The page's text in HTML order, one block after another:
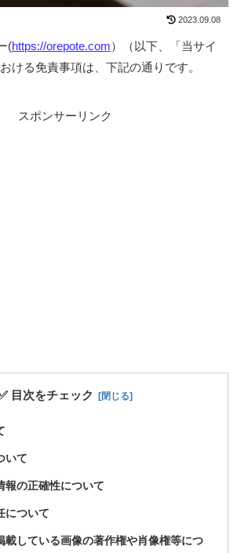
2023.09.08
(https://orepote.com）（以下、「当サイ
ける免責事項は、下記の通りです。
スポンサーリンク
目次をチェック
いて
報の正確性について
について
載している画像の著作権や肖像権等につ